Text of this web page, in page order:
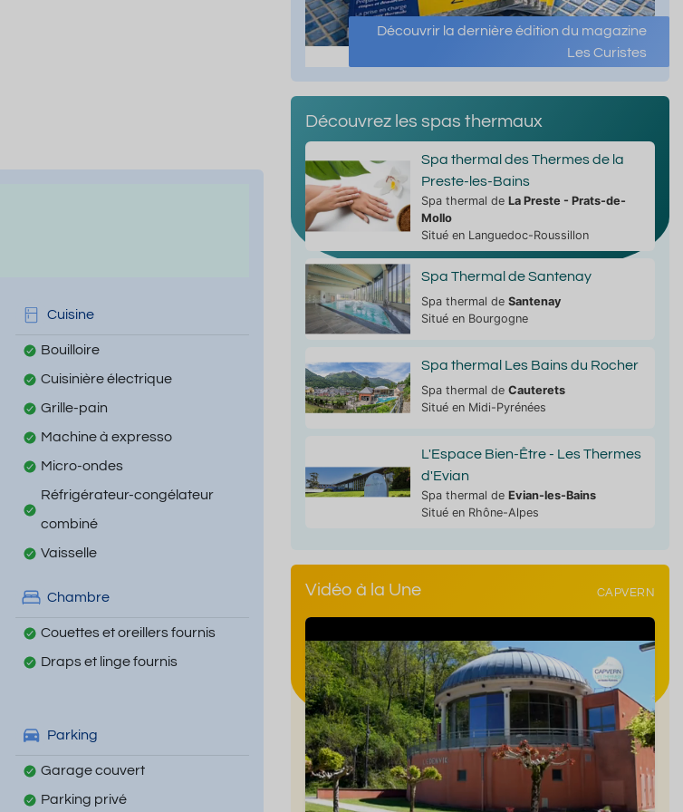
Cuisine
Bouilloire
Cuisinière électrique
Grille-pain
Machine à expresso
Micro-ondes
Réfrigérateur-congélateur
combiné
Vaisselle
Chambre
Couettes et oreillers fournis
Draps et linge fournis
Parking
Garage couvert
Parking privé
Découvrir la dernière édition du magazine
Les Curistes
Découvrez les spas thermaux
Spa thermal des Thermes de la
Preste-les-Bains
Spa thermal de La Preste - Prats-de-
Mollo
Situé en Languedoc-Roussillon
Spa Thermal de Santenay
Spa thermal de Santenay
Situé en Bourgogne
Spa thermal Les Bains du Rocher
Spa thermal de Cauterets
Situé en Midi-Pyrénées
L'Espace Bien-Être - Les Thermes
d'Evian
Spa thermal de Evian-les-Bains
Situé en Rhône-Alpes
Vidéo à la Une CAPVERN